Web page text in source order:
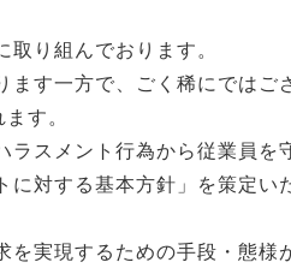
り組んでおります。
す一方で、ごく稀にではご
す。
スメント行為から従業員を
対する基本方針」を策定い
を実現するための手段・態様